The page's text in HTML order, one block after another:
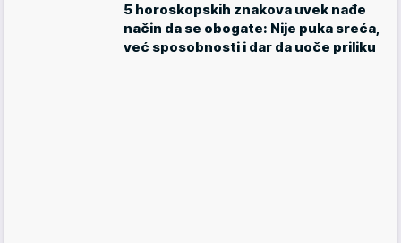
5 horoskopskih znakova uvek nađe
način da se obogate: Nije puka sreća,
već sposobnosti i dar da uoče priliku